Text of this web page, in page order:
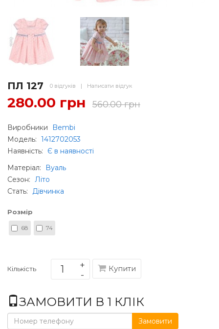
ПЛ 127 0 відгуків | Написати відгук
280.00 грн 560.00 грн
Виробники
Bembi
Модель: 1412702053
Наявність:
Є в наявності
Матеріал:
Вуаль
Сезон: Літо
Стать: Дівчинка
Розмір
68 74
Кількість Купити
ЗАМОВИТИ В 1 КЛІК
Замовити